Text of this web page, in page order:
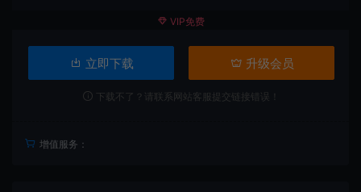
VIP免费
立即下载 升级会员
下载不了？请联系网站客服提交链接错误！
增值服务：